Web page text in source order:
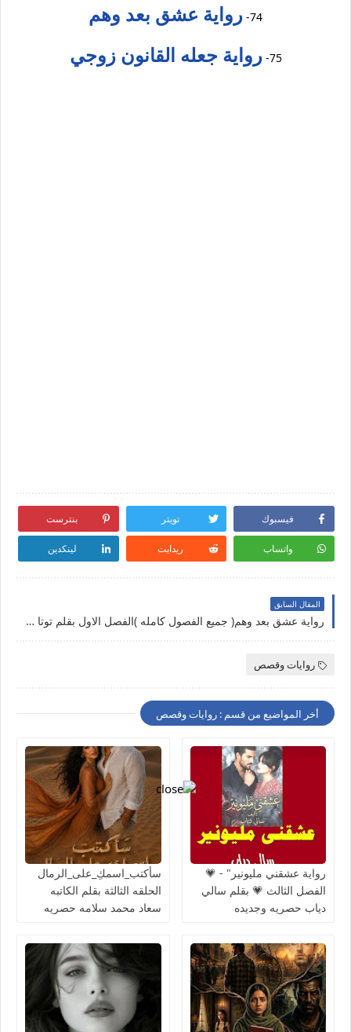
74- رواية عشق بعد وهم
75- رواية جعله القانون زوجي
فيسبوك تويتر بنترست
واتساب ريدايت لينكدين
المقال السابق
رواية عشق بعد وهم( جميع الفصول كامله )الفصل الاول بقلم توتا محمود رواية عشق بعد وهم( جميع الفصول كامله ) البارت الاول بقلم توتا محمود
روايات وقصص
أخر المواضيع من قسم : روايات وقصص
رواية عشقني مليونير" - 💗
الفصل الثالث 💗 بقلم سالي
دياب حصريه وجديده
سأكتب_اسمكِ_على_الرمال
الحلقه الثالثة بقلم الكاتبه
سعاد محمد سلامه حصريه